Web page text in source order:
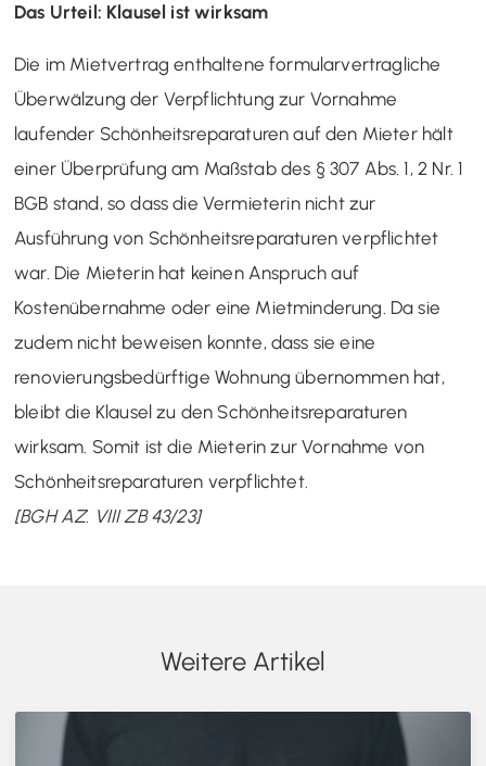
Das Urteil: Klausel ist wirksam
Die im Mietvertrag enthaltene formularvertragliche
Überwälzung der Verpflichtung zur Vornahme
laufender Schönheitsreparaturen auf den Mieter hält
einer Überprüfung am Maßstab des § 307 Abs. 1, 2 Nr. 1
BGB stand, so dass die Vermieterin nicht zur
Ausführung von Schönheitsreparaturen verpflichtet
war. Die Mieterin hat keinen Anspruch auf
Kostenübernahme oder eine Mietminderung. Da sie
zudem nicht beweisen konnte, dass sie eine
renovierungsbedürftige Wohnung übernommen hat,
bleibt die Klausel zu den Schönheitsreparaturen
wirksam. Somit ist die Mieterin zur Vornahme von
Schönheitsreparaturen verpflichtet.
[BGH AZ. VIII ZB 43/23]
Weitere Artikel